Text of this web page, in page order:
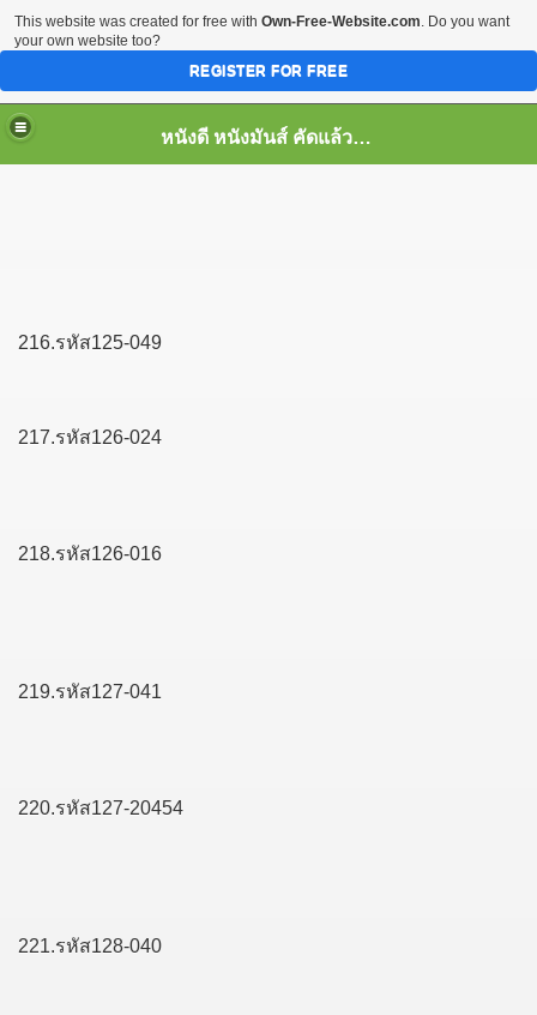
หนังดี หนังมันส์ คัดแล้ว เพื่อคุณ
216.รหัส125-049
217.รหัส126-024
218.รหัส126-016
219.รหัส127-041
220.รหัส127-20454
221.รหัส128-040
This website was created for free with Own-Free-Website.com. Do you want
your own website too?
REGISTER FOR FREE